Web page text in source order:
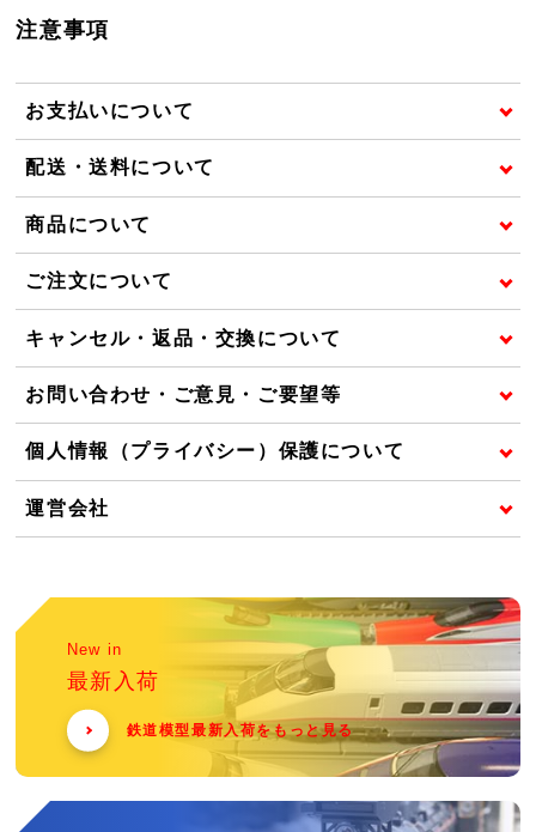
注意事項
お支払いについて
配送・送料について
商品について
ご注文について
キャンセル・返品・交換について
お問い合わせ・ご意見・ご要望等
個人情報（プライバシー）保護について
運営会社
New in
最新入荷
鉄道模型最新入荷をもっと見る